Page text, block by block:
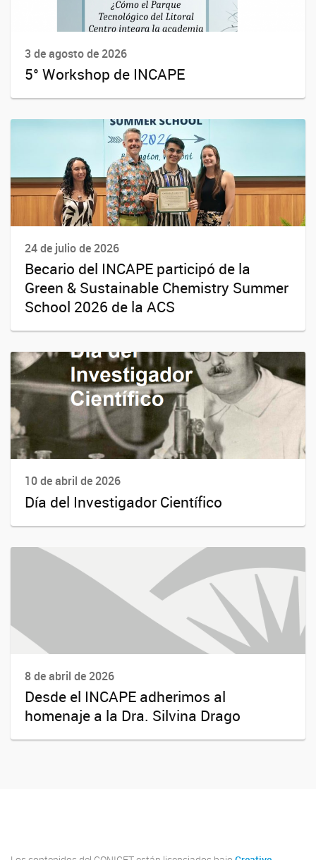
3 de agosto de 2026
5° Workshop de INCAPE
24 de julio de 2026
Becario del INCAPE participó de la
Green & Sustainable Chemistry Summer
School 2026 de la ACS
10 de abril de 2026
Día del Investigador Científico
8 de abril de 2026
Desde el INCAPE adherimos al
homenaje a la Dra. Silvina Drago